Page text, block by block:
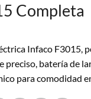
Completa
Infaco F3015,
preciso, batería de
para comodidad